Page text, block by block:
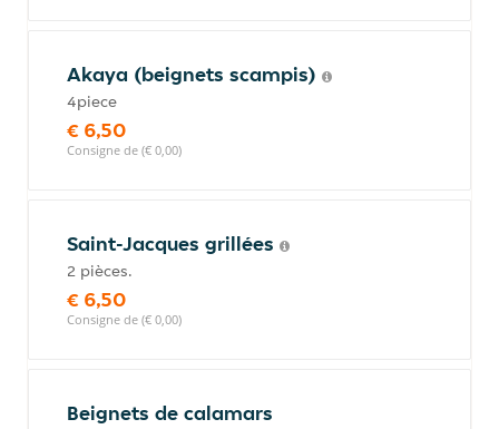
Akaya (beignets scampis)
4piece
€ 6,50
Consigne de (€ 0,00)
Saint-Jacques grillées
2 pièces.
€ 6,50
Consigne de (€ 0,00)
Beignets de calamars